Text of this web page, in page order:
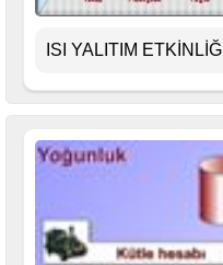
ISI YALITIM ETKİNLİĞİ